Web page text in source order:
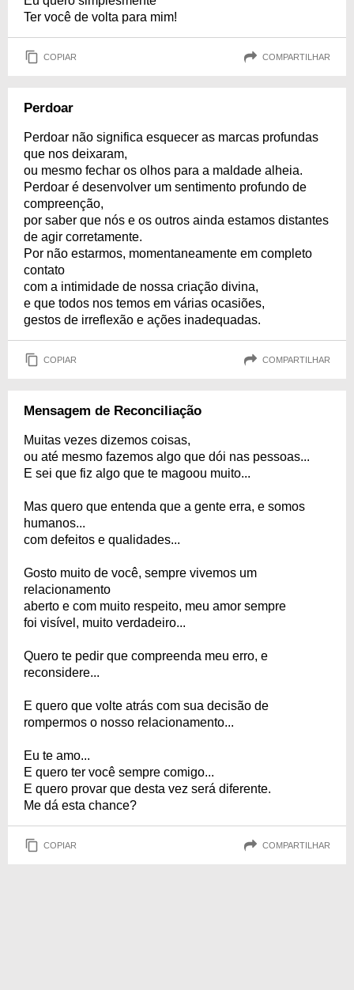
Ter você de volta para mim!
COPIAR COMPARTILHAR
Perdoar
Perdoar não significa esquecer as marcas profundas
que nos deixaram,
ou mesmo fechar os olhos para a maldade alheia.
Perdoar é desenvolver um sentimento profundo de
compreenção,
por saber que nós e os outros ainda estamos distantes
de agir corretamente.
Por não estarmos, momentaneamente em completo
contato
com a intimidade de nossa criação divina,
e que todos nos temos em várias ocasiões,
gestos de irreflexão e ações inadequadas.
COPIAR COMPARTILHAR
Mensagem de Reconciliação
Muitas vezes dizemos coisas,
ou até mesmo fazemos algo que dói nas pessoas...
E sei que fiz algo que te magoou muito...
Mas quero que entenda que a gente erra, e somos
humanos...
com defeitos e qualidades...
Gosto muito de você, sempre vivemos um
relacionamento
aberto e com muito respeito, meu amor sempre
foi visível, muito verdadeiro...
Quero te pedir que compreenda meu erro, e
reconsidere...
E quero que volte atrás com sua decisão de
rompermos o nosso relacionamento...
Eu te amo...
E quero ter você sempre comigo...
E quero provar que desta vez será diferente.
Me dá esta chance?
COPIAR COMPARTILHAR